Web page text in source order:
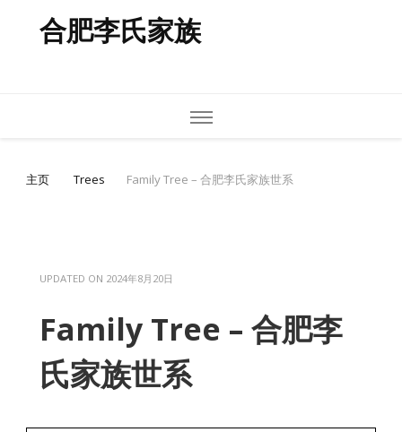
合肥李氏家族
主页 Trees Family Tree – 合肥李氏家族世系
UPDATED ON 2024年8月20日
Family Tree – 合肥李
氏家族世系